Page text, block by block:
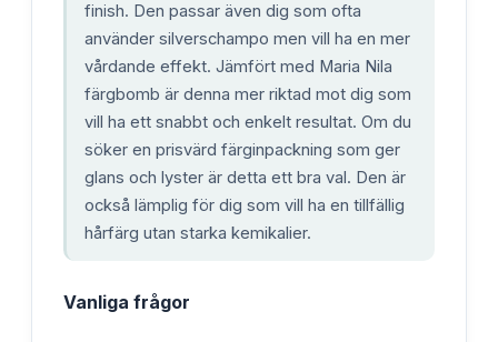
finish. Den passar även dig som ofta
använder silverschampo men vill ha en mer
vårdande effekt. Jämfört med Maria Nila
färgbomb är denna mer riktad mot dig som
vill ha ett snabbt och enkelt resultat. Om du
söker en prisvärd färginpackning som ger
glans och lyster är detta ett bra val. Den är
också lämplig för dig som vill ha en tillfällig
hårfärg utan starka kemikalier.
Vanliga frågor